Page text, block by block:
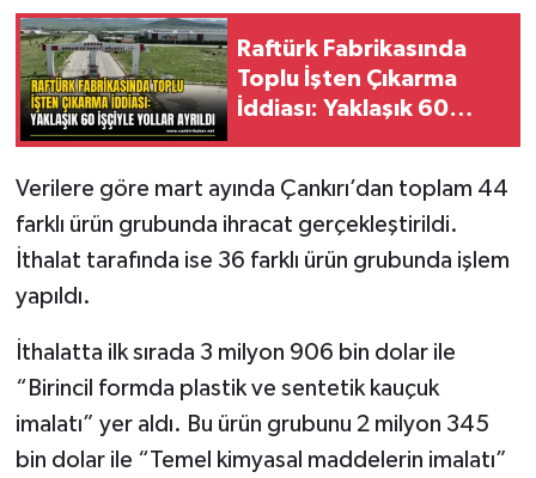
Raftürk Fabrikasında
Toplu İşten Çıkarma
İddiası: Yaklaşık 60
Verilere göre mart ayında Çankırı’dan toplam 44
farklı ürün grubunda ihracat gerçekleştirildi.
İthalat tarafında ise 36 farklı ürün grubunda işlem
yapıldı.
İthalatta ilk sırada 3 milyon 906 bin dolar ile
“Birincil formda plastik ve sentetik kauçuk
imalatı” yer aldı. Bu ürün grubunu 2 milyon 345
bin dolar ile “Temel kimyasal maddelerin imalatı”